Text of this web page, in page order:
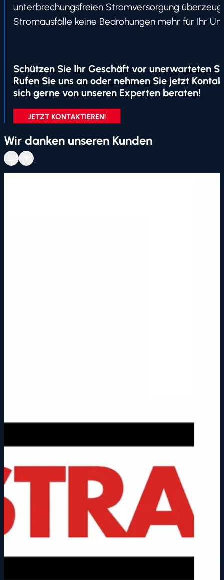
unterbrechungsfreien Stromversorgung
Stromausfälle keine Bedrohungen mehr für Ihr
Schützen Sie Ihr Geschäft vor unerwarteten
Rufen Sie uns an oder nehmen Sie jetzt
sich gerne von unseren Experten beraten!
JETZT KONTAKTIEREN!
Wir danken unseren Kunden